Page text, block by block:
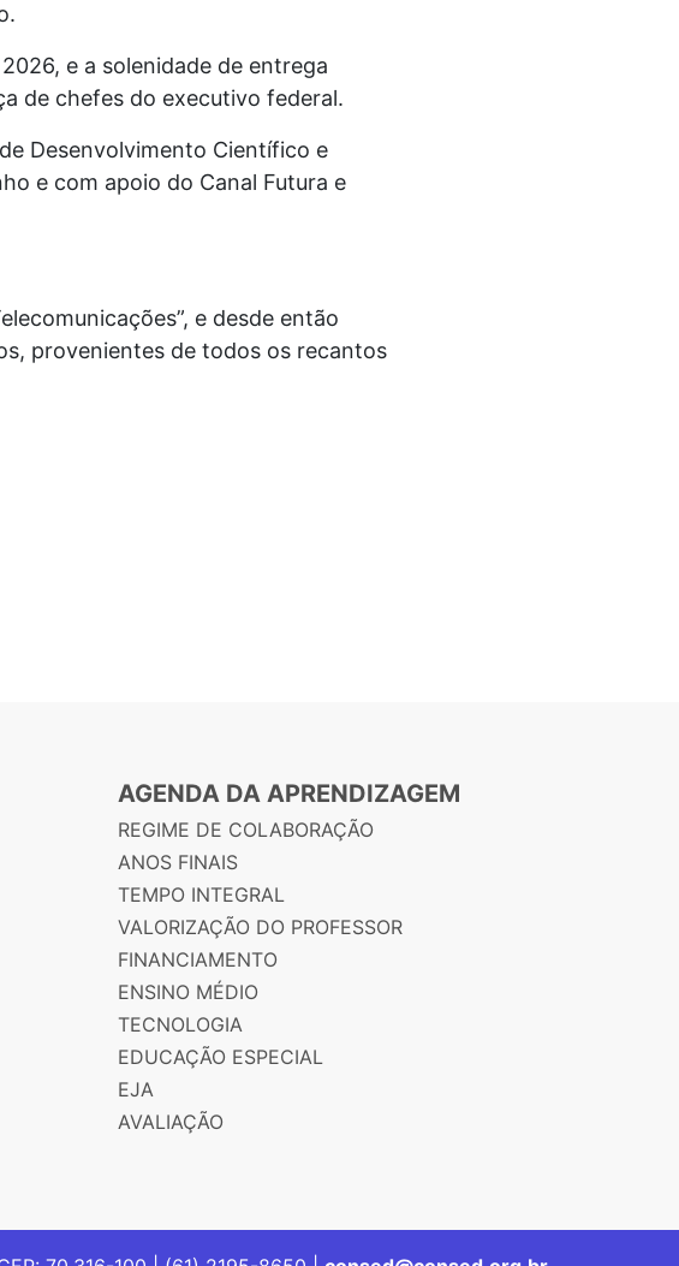
e a solenidade de entrega
de chefes do executivo federal.
Desenvolvimento Científico e
e com apoio do Canal Futura e
e desde então
provenientes de todos os recantos
AGENDA DA APRENDIZAGEM
REGIME DE COLABORAÇÃO
ANOS FINAIS
TEMPO INTEGRAL
VALORIZAÇÃO DO PROFESSOR
FINANCIAMENTO
ENSINO MÉDIO
TECNOLOGIA
EDUCAÇÃO ESPECIAL
EJA
AVALIAÇÃO